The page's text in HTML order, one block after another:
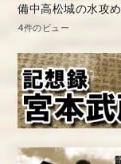
備中高松城の水攻め
4件のビュー